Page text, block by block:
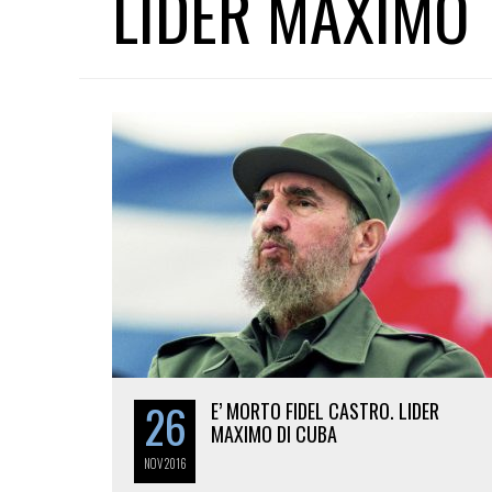
26
NOV2016
E’ MORTO FIDEL CASTRO. LIDER
MAXIMO DI CUBA